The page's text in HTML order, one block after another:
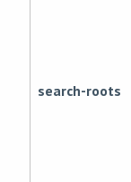
search-roots